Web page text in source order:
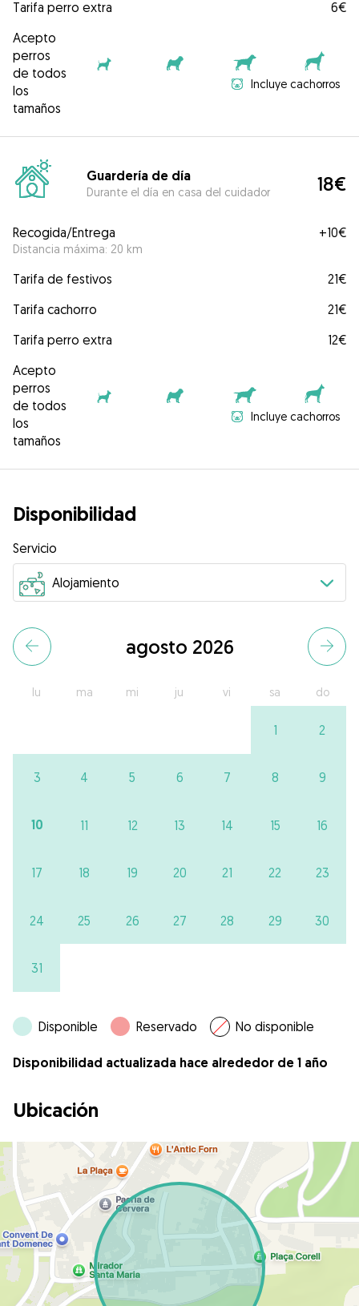
Tarifa perro extra
6€
Acepto
perros
de todos
los
tamaños
Incluye cachorros
Guardería de día
Durante el día en casa del cuidador 18€
Recogida/Entrega
Distancia máxima: 20 km
+10€
Tarifa de festivos
21€
Tarifa cachorro
21€
Tarifa perro extra
12€
Acepto
perros
de todos
los
tamaños
Incluye cachorros
Disponibilidad
Servicio
agosto 2026
lu ma mi ju vi sa do
1 2
3 4 5 6 7 8 9
10 11 12 13 14 15 16
17 18 19 20 21 22 23
24 25 26 27 28 29 30
31
Disponible Reservado No disponible
Disponibilidad actualizada hace alrededor de 1 año
Ubicación